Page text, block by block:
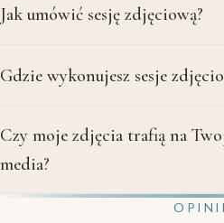
Jak umówić sesję zdjęciową?
Gdzie wykonujesz sesje
Czy moje zdjęcia trafią na
media?